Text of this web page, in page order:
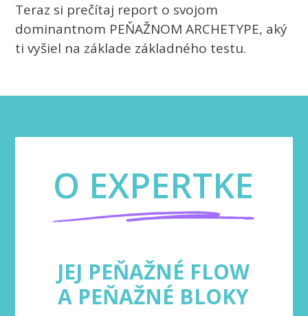
Teraz si prečítaj report o svojom
dominantnom PEŇAŽNOM ARCHETYPE, aký
ti vyšiel na základe základného testu.
O EXPERTKE
JEJ PEŇAŽNÉ FLOW
A PEŇAŽNÉ BLOKY